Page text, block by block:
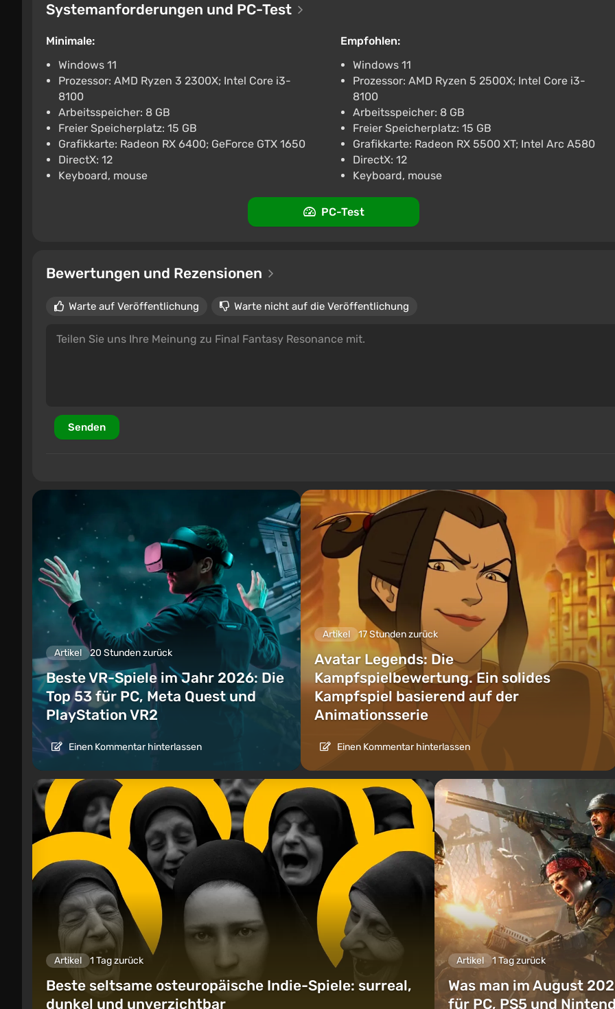
ggsel
4.2457 Bewertungen Unterstützung bei VGTimes
Steam Ukraine/India - FINAL FANTASY RESONANCE Digital Deluxe Edition |
AUTODELIVERY
€36.42
Systemanforderungen und PC-Test
Minimale:
Windows 11
Prozessor: AMD Ryzen 3 2300X; Intel Core i3-
8100
Arbeitsspeicher: 8 GB
Freier Speicherplatz: 15 GB
Grafikkarte: Radeon RX 6400; GeForce GTX 1650
DirectX: 12
Keyboard, mouse
Empfohlen:
Windows 11
Prozessor: AMD Ryzen 5 2500X; Intel Core i3-
8100
Arbeitsspeicher: 8 GB
Freier Speicherplatz: 15 GB
Grafikkarte: Radeon RX 5500 XT; Intel Arc A580
DirectX: 12
Keyboard, mouse
PC-Test
Bewertungen und Rezensionen
Warte auf Veröffentlichung Warte nicht auf die Veröffentlichung
Senden
Artikel 20 Stunden zurück
Beste VR-Spiele im Jahr 2026: Die
Top 53 für PC, Meta Quest und
PlayStation VR2
Einen Kommentar hinterlassen
Artikel 17 Stunden zurück
Avatar Legends: Die
Kampfspielbewertung. Ein solides
Kampfspiel basierend auf der
Animationsserie
Einen Kommentar hinterlassen
Artikel 1 Tag zurück
Beste seltsame osteuropäische Indie-Spiele: surreal,
dunkel und unverzichtbar
Artikel 1 Tag zurück
Was man im August
für PC, PS5 und